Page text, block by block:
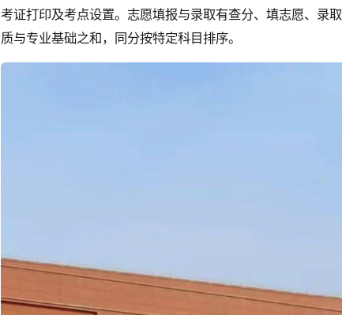
考证打印及考点设置。志愿填报与录取有查分、填志愿、录
质与专业基础之和，同分按特定科目排序。